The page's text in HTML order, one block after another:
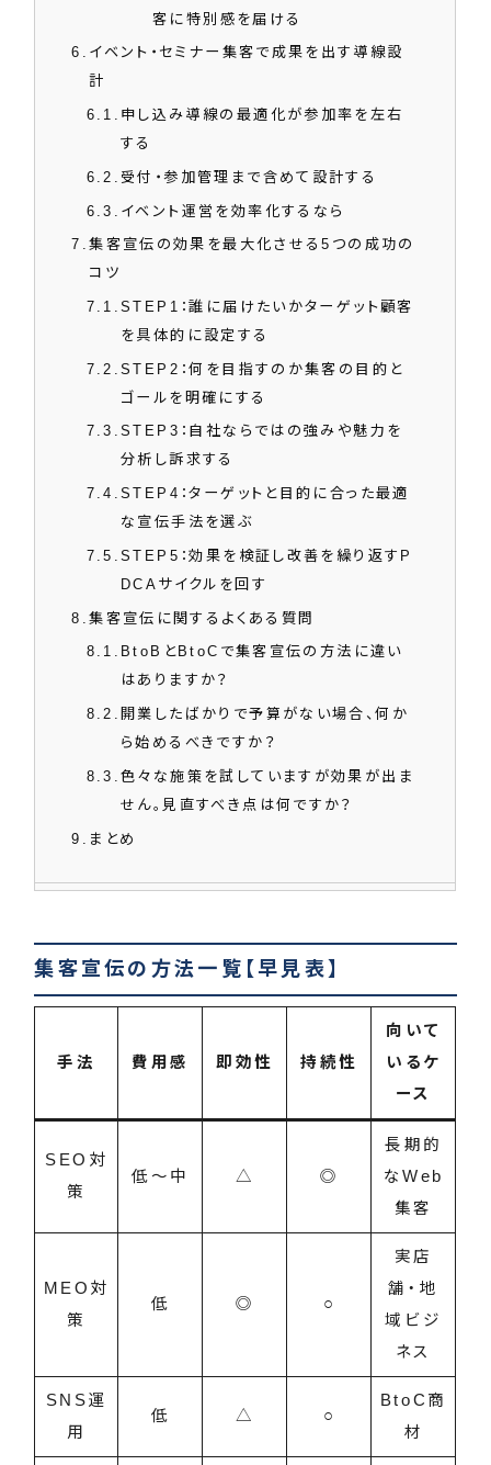
客に特別感を届ける
6
イベント・セミナー集客で成果を出す導線設
計
6.1
申し込み導線の最適化が参加率を左右
する
6.2 受付・参加管理まで含めて設計する
6.3 イベント運営を効率化するなら
7
集客宣伝の効果を最大化させる5つの成功の
コツ
7.1
STEP1：誰に届けたいかターゲット顧客
を具体的に設定する
7.2
STEP2：何を目指すのか集客の目的と
ゴールを明確にする
7.3
STEP3：自社ならではの強みや魅力を
分析し訴求する
7.4
STEP4：ターゲットと目的に合った最適
な宣伝手法を選ぶ
7.5
STEP5：効果を検証し改善を繰り返すP
DCAサイクルを回す
8 集客宣伝に関するよくある質問
8.1
BtoBとBtoCで集客宣伝の方法に違い
はありますか？
8.2
開業したばかりで予算がない場合、何か
ら始めるべきですか？
8.3
色々な施策を試していますが効果が出ま
せん。見直すべき点は何ですか？
9 まとめ
集客宣伝の方法一覧【早見表】
手法 費用感 即効性 持続性
向いて
いるケ
ース
SEO対
策
低〜中 △ ◎
長期的
なWeb
集客
MEO対
策
低 ◎ ○
実店
舗・地
域ビジ
ネス
SNS運
用
低 △ ○
BtoC商
材